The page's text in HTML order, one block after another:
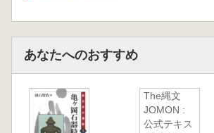
あなたへのおすすめ
The縄文
JOMON :
公式テキス